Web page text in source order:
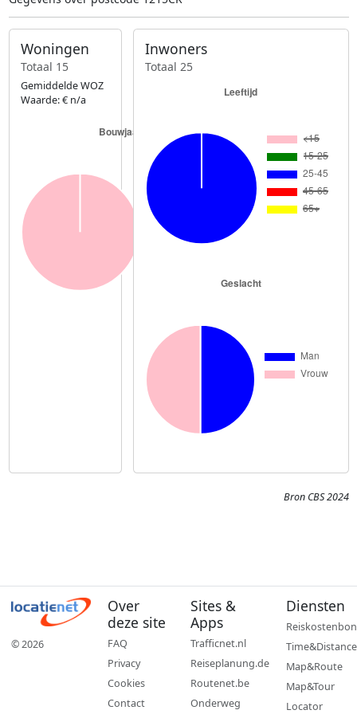
Woningen
Totaal 15
Gemiddelde WOZ
Waarde: € n/a
Inwoners
Totaal 25
Bron CBS 2024
© 2026
Over
deze site
FAQ
Privacy
Cookies
Contact
Sites &
Apps
Trafficnet.nl
Reiseplanung.de
Routenet.be
Onderweg
Diensten
Reiskostenbon
Time&Distance
Map&Route
Map&Tour
Locator